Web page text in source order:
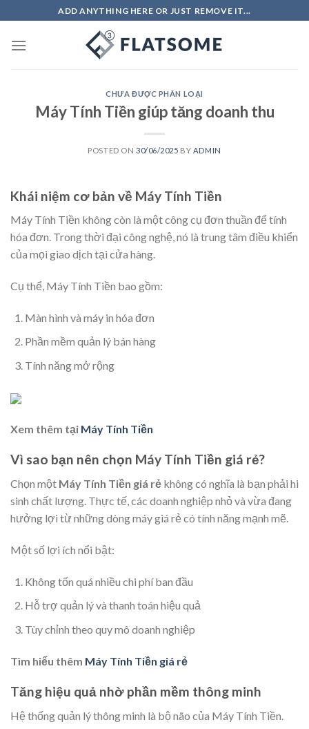
to
content
ADD ANYTHING HERE OR JUST REMOVE IT...
CHƯA ĐƯỢC PHÂN LOẠI
Máy Tính Tiền giúp tăng doanh thu
POSTED ON 30/06/2025 BY ADMIN
Khái niệm cơ bản về Máy Tính Tiền
Máy Tính Tiền không còn là một công cụ đơn thuần để tính
hóa đơn. Trong thời đại công nghệ, nó là trung tâm điều khiển
của mọi giao dịch tại cửa hàng.
Cụ thể, Máy Tính Tiền bao gồm:
Màn hình và máy in hóa đơn
Phần mềm quản lý bán hàng
Tính năng mở rộng
Xem thêm tại Máy Tính Tiền
Vì sao bạn nên chọn Máy Tính Tiền giá rẻ?
Chọn một Máy Tính Tiền giá rẻ không có nghĩa là bạn phải hi
sinh chất lượng. Thực tế, các doanh nghiệp nhỏ và vừa đang
hưởng lợi từ những dòng máy giá rẻ có tính năng mạnh mẽ.
Một số lợi ích nổi bật:
Không tốn quá nhiều chi phí ban đầu
Hỗ trợ quản lý và thanh toán hiệu quả
Tùy chỉnh theo quy mô doanh nghiệp
Tìm hiểu thêm Máy Tính Tiền giá rẻ
Tăng hiệu quả nhờ phần mềm thông minh
Hệ thống quản lý thông minh là bộ não của Máy Tính Tiền.